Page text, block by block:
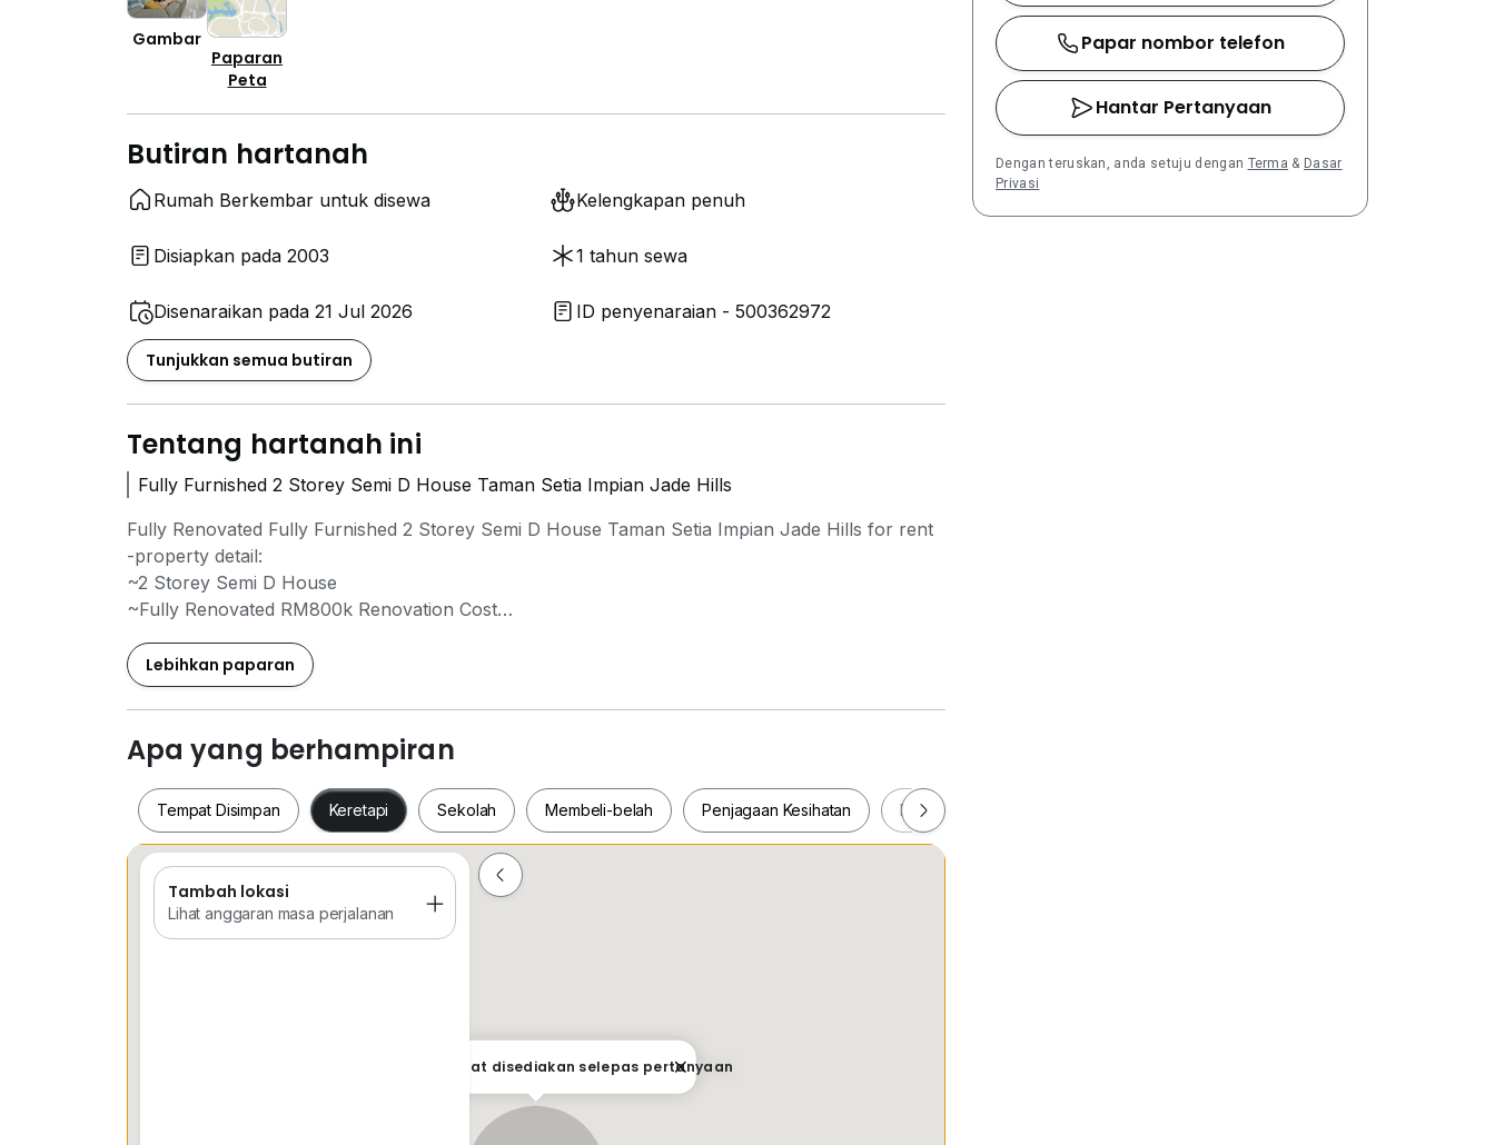
Gambar
Paparan
Peta
Butiran hartanah
Rumah Berkembar untuk disewa Kelengkapan penuh
Disiapkan pada 2003 1 tahun sewa
Disenaraikan pada 21 Jul 2026 ID penyenaraian - 500362972
Tunjukkan semua butiran
Tentang hartanah ini
Fully Furnished 2 Storey Semi D House Taman Setia Impian Jade Hills
Fully Renovated Fully Furnished 2 Storey Semi D House Taman Setia Impian Jade Hills for rent
-property detail:
~2 Storey Semi D House
~Fully Renovated RM800k Renovation Cost
~Built Up 2508 sqft
~Land size 3400 sqft
~40x80
Please do not hesitate to call for more
information or viewing appointment:
Desmond Chai REN 30219
Mobile: 016*662*8731 / 017*221*7577
Lebihkan paparan
Apa yang berhampiran
Tempat Disimpan Keretapi Sekolah Membeli-belah Penjagaan Kesihatan Makanan & Minuman
Tempat Disimpan Sekolah
Lokasi tepat disediakan selepas pertanyaan
Tambah lokasi
Lihat anggaran masa perjalanan
Papar nombor telefon
Hantar Pertanyaan
Dengan teruskan, anda setuju dengan Terma & Dasar
Privasi